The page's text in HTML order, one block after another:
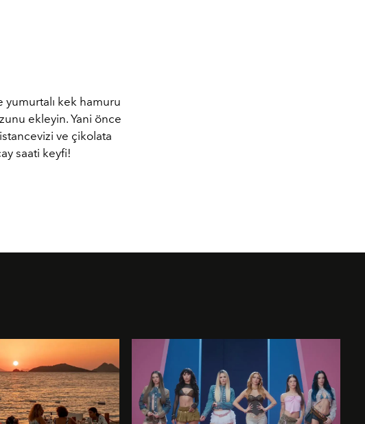
yumurtalı kek hamuru
ekleyin. Yani önce
ve çikolata
saati keyfi!